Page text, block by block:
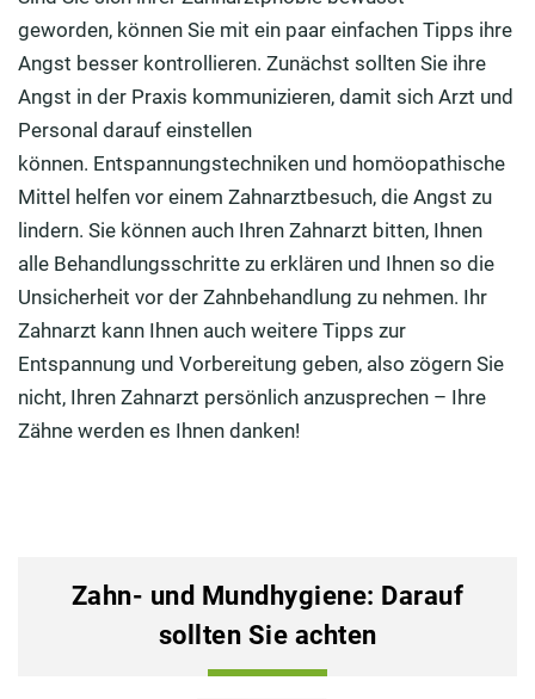
geworden, können Sie mit ein paar einfachen Tipps ihre
Angst besser kontrollieren. Zunächst sollten Sie ihre
Angst in der Praxis kommunizieren, damit sich Arzt und
Personal darauf einstellen
können. Entspannungstechniken und homöopathische
Mittel helfen vor einem Zahnarztbesuch, die Angst zu
lindern. Sie können auch Ihren Zahnarzt bitten, Ihnen
alle Behandlungsschritte zu erklären und Ihnen so die
Unsicherheit vor der Zahnbehandlung zu nehmen. Ihr
Zahnarzt kann Ihnen auch weitere Tipps zur
Entspannung und Vorbereitung geben, also zögern Sie
nicht, Ihren Zahnarzt persönlich anzusprechen – Ihre
Zähne werden es Ihnen danken!